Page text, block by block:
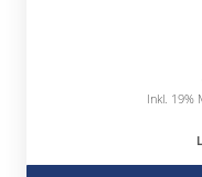
Inkl. 19%